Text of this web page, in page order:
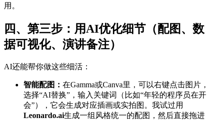
用。
四、第三步：用AI优化细节（配图、数
据可视化、演讲备注）
AI还能帮你做这些细活：
智能配图： 在Gamma或Canva里，可以右键点击图片，
选择“AI替换”，输入关键词（比如“年轻的程序员在开
会”），它会生成对应插画或实拍图。我试过用
Leonardo.ai生成一组风格统一的配图，然后直接拖进